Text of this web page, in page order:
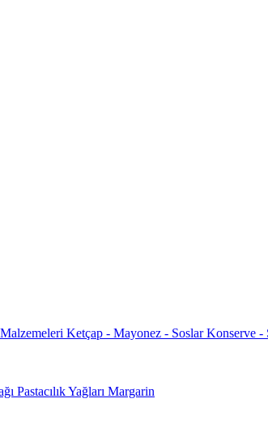
Ketçap - Mayonez - SoslarKonserve -
Pastacılık Yağları Margarin